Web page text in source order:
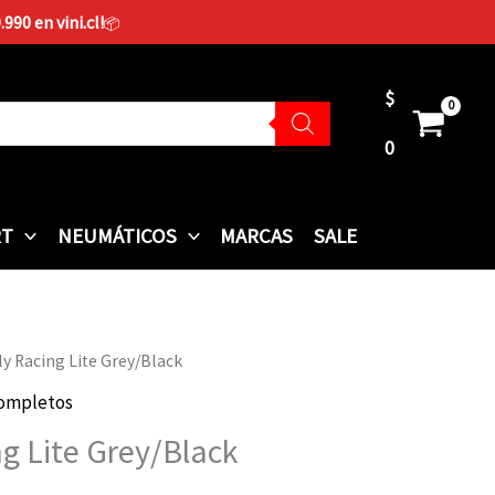
en vini.cl!📦
$
0
NEUMÁTICOS MARCAS SALE
Racing Lite Grey/Black
Lite Grey/Black